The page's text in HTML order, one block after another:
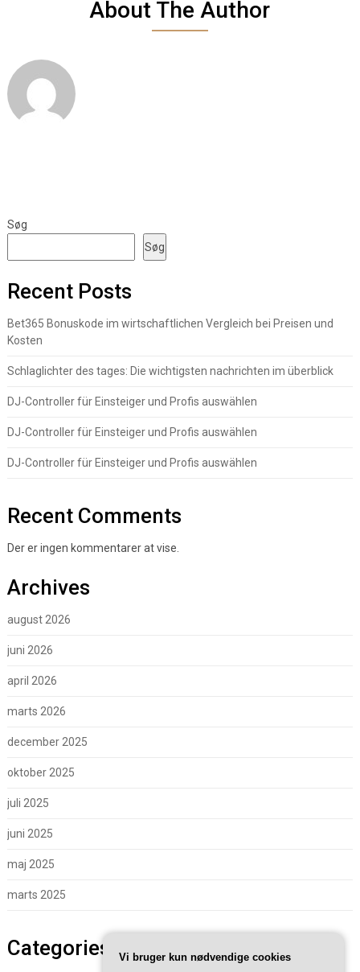
About The Author
Søg
Søg
Recent Posts
Bet365 Bonuskode im wirtschaftlichen Vergleich bei Preisen und
Kosten
Schlaglichter des tages: Die wichtigsten nachrichten im überblick
DJ-Controller für Einsteiger und Profis auswählen
DJ-Controller für Einsteiger und Profis auswählen
DJ-Controller für Einsteiger und Profis auswählen
Recent Comments
Der er ingen kommentarer at vise.
Archives
august 2026
juni 2026
april 2026
marts 2026
december 2025
oktober 2025
juli 2025
juni 2025
maj 2025
marts 2025
Categories
Vi bruger kun nødvendige cookies